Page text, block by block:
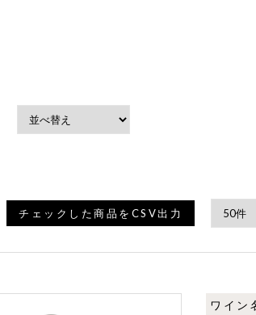
チェックした商品をCSV出力
ワイン